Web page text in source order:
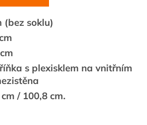
(bez soklu)
s plexisklem na vnitřním
/ 100,8 cm.